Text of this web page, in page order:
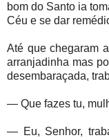
bom do Santo ia
Céu e se dar
Até que chegaram
arranjadinha mas
desembaraçada,
— Que fazes tu,
— Eu, Senhor,